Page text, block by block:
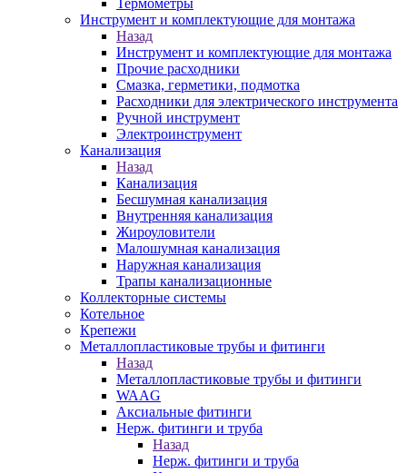
Термометры
Инструмент и комплектующие для монтажа
Назад
Инструмент и комплектующие для монтажа
Прочие расходники
Смазка, герметики, подмотка
Расходники для электрического инструмента
Ручной инструмент
Электроинструмент
Канализация
Назад
Канализация
Бесшумная канализация
Внутренняя канализация
Жироуловители
Малошумная канализация
Наружная канализация
Трапы канализационные
Коллекторные системы
Котельное
Крепежи
Металлопластиковые трубы и фитинги
Назад
Металлопластиковые трубы и фитинги
WAAG
Аксиальные фитинги
Нерж. фитинги и труба
Назад
Нерж. фитинги и труба